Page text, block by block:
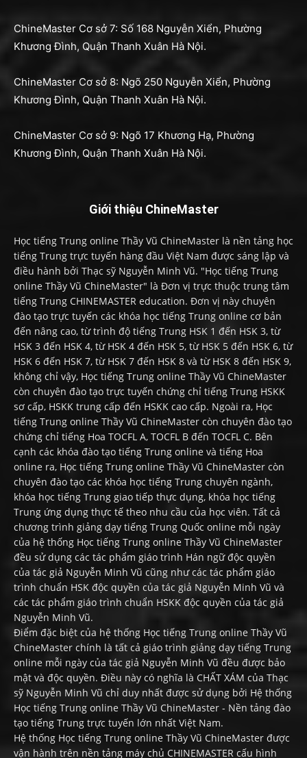
ChineMaster Cơ sở 7: Số 168 Nguyễn Xiển, Phường
Khương Đình, Quận Thanh Xuân Hà Nội.
ChineMaster Cơ sở 8: Ngõ 250 Nguyễn Xiển, Phường
Khương Đình, Quận Thanh Xuân Hà Nội.
ChineMaster Cơ sở 9: Ngõ 17 Khương Hạ, Phường
Khương Đình, Quận Thanh Xuân Hà Nội.
Giới thiệu ChineMaster
Học tiếng Trung online Thầy Vũ ChineMaster là nền tảng học
tiếng Trung trực tuyến hàng đầu Việt Nam được sáng lập và
điều hành bởi Thạc sỹ Nguyễn Minh Vũ. "Học tiếng Trung
online Thầy Vũ ChineMaster" là Đơn vị trực thuộc trung tâm
tiếng Trung CHINEMASTER education. Đơn vị này chuyên
đào tạo trực tuyến các khóa học tiếng Trung online cơ bản
đến nâng cao, từ trình độ tiếng Trung HSK 1 đến HSK 3, từ
HSK 3 đến HSK 4, từ HSK 4 đến HSK 5, từ HSK 5 đến HSK 6, từ
HSK 6 đến HSK 7, từ HSK 7 đến HSK 8 và từ HSK 8 đến HSK 9,
không chỉ vậy, Học tiếng Trung online Thầy Vũ ChineMaster
còn chuyên đào tạo trực tuyến chứng chỉ tiếng Trung HSKK
sơ cấp, HSKK trung cấp đến HSKK cao cấp. Ngoài ra, Học
tiếng Trung online Thầy Vũ ChineMaster còn chuyên đào tạo
chứng chỉ tiếng Hoa TOCFL A, TOCFL B đến TOCFL C. Bên
cạnh các khóa đào tạo tiếng Trung online và tiếng Hoa
online ra, Học tiếng Trung online Thầy Vũ ChineMaster còn
chuyên đào tạo các khóa học tiếng Trung chuyên ngành,
khóa học tiếng Trung giao tiếp thực dụng, khóa học tiếng
Trung ứng dụng thực tế theo nhu cầu của học viên. Tất cả
chương trình giảng dạy tiếng Trung Quốc online mỗi ngày
của hệ thống Học tiếng Trung online Thầy Vũ ChineMaster
đều sử dụng các tác phẩm giáo trình Hán ngữ độc quyền
của tác giả Nguyễn Minh Vũ cũng như các tác phẩm giáo
trình chuẩn HSK độc quyền của tác giả Nguyễn Minh Vũ và
các tác phẩm giáo trình chuẩn HSKK độc quyền của tác giả
Nguyễn Minh Vũ.
Điểm đặc biệt của hệ thống Học tiếng Trung online Thầy Vũ
ChineMaster chính là tất cả giáo trình giảng dạy tiếng Trung
online mỗi ngày của tác giả Nguyễn Minh Vũ đều được bảo
mật và độc quyền. Điều này có nghĩa là CHẤT XÁM của Thạc
sỹ Nguyễn Minh Vũ chỉ duy nhất được sử dụng bởi Hệ thống
Học tiếng Trung online Thầy Vũ ChineMaster - Nền tảng đào
tạo tiếng Trung trực tuyến lớn nhất Việt Nam.
Hệ thống Học tiếng Trung online Thầy Vũ ChineMaster được
vận hành trên nền tảng máy chủ CHINEMASTER cấu hình